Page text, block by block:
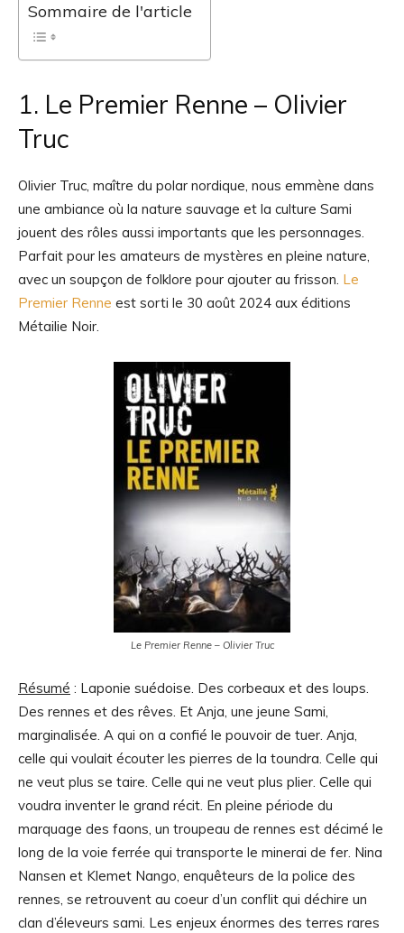
Sommaire de l'article
1. Le Premier Renne – Olivier
Truc
Olivier Truc, maître du polar nordique, nous emmène dans
une ambiance où la nature sauvage et la culture Sami
jouent des rôles aussi importants que les personnages.
Parfait pour les amateurs de mystères en pleine nature,
avec un soupçon de folklore pour ajouter au frisson. Le
Premier Renne est sorti le 30 août 2024 aux éditions
Métailie Noir.
Le Premier Renne – Olivier Truc
Résumé : Laponie suédoise. Des corbeaux et des loups.
Des rennes et des rêves. Et Anja, une jeune Sami,
marginalisée. A qui on a confié le pouvoir de tuer. Anja,
celle qui voulait écouter les pierres de la toundra. Celle qui
ne veut plus se taire. Celle qui ne veut plus plier. Celle qui
voudra inventer le grand récit. En pleine période du
marquage des faons, un troupeau de rennes est décimé le
long de la voie ferrée qui transporte le minerai de fer. Nina
Nansen et Klemet Nango, enquêteurs de la police des
rennes, se retrouvent au coeur d’un conflit qui déchire un
clan d’éleveurs sami. Les enjeux énormes des terres rares